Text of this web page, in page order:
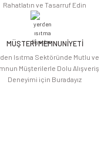
Rahatlatın ve Tasarruf Edin
MÜŞTERİ MEMNUNİYETİ
Isıtma Sektöründe Mutlu ve
Müşterilerle Dolu Alışveriş
Deneyimi için Buradayız